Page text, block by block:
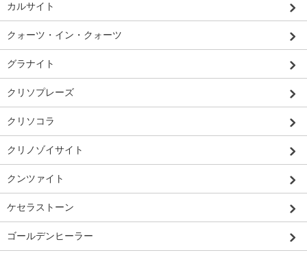
カルサイト
クォーツ・イン・クォーツ
グラナイト
クリソプレーズ
クリソコラ
クリノゾイサイト
クンツァイト
ケセラストーン
ゴールデンヒーラー